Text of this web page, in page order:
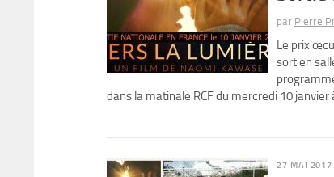
par Pierre
Le prix
sort en
dans la matinale RCF du mercredi 10 janvier
27 MAI 2017